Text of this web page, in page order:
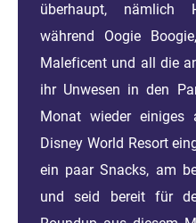
überhaupt, nämlich
während Oogie
Maleficent und all die
ihr Unwesen in den
Monat wieder
Disney World Resort
ein paar Snacks, am
und seid bereit für